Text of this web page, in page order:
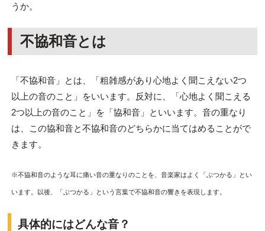
うか。
不協和音とは
「不協和音」とは、「粗雑感があり心地よく聞こえない2つ
以上の音のこと」をいいます。反対に、「心地よく聞こえる
2つ以上の音のこと」を「協和音」といいます。音の重なり
は、この協和音と不協和音のどちらかに当てはめることがで
きます。
※不協和音のような耳に痛い音の重なりのことを、音楽家はよく「ぶつかる」とい
います。以後、「ぶつかる」という言葉で不協和音の響きを表現します。
具体的にはどんな音？